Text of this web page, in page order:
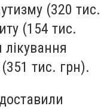
(320 тис.
(154 тис.
(351 тис. грн).